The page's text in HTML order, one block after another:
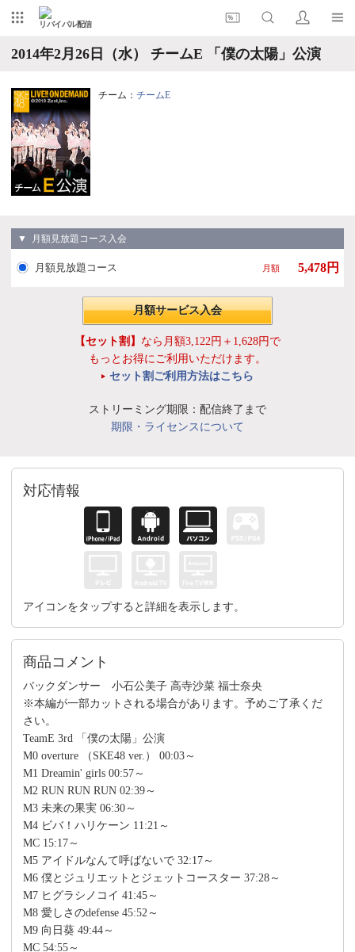
リバイバル配信
2014年2月26日（水） チームE 「僕の太陽」公演
チーム： チームE
▼ 月額見放題コース入会
月額見放題コース 月額 5,478円
月額サービス入会
【セット割】 なら月額3,122円＋1,628円で
もっとお得にご利用いただけます。
セット割ご利用方法はこちら
ストリーミング期限：配信終了まで
期限・ライセンスについて
対応情報
アイコンをタップすると詳細を表示します。
商品コメント
バックダンサー 小石公美子 高寺沙菜 福士奈央
※本編が一部カットされる場合があります。予めご了承くだ
さい。
TeamE 3rd 「僕の太陽」公演
M0 overture （SKE48 ver.） 00:03～
M1 Dreamin' girls 00:57～
M2 RUN RUN RUN 02:39～
M3 未来の果実 06:30～
M4 ビバ！ハリケーン 11:21～
MC 15:17～
M5 アイドルなんて呼ばないで 32:17～
M6 僕とジュリエットとジェットコースター 37:28～
M7 ヒグラシノコイ 41:45～
M8 愛しさのdefense 45:52～
M9 向日葵 49:44～
MC 54:55～